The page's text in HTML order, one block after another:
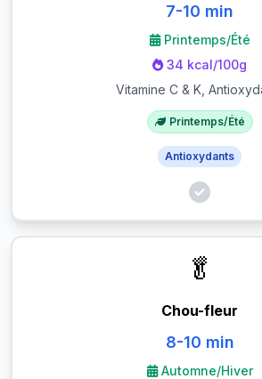
7-10 min
Printemps/Été
34 kcal/100g
Vitamine C & K,
Printemps/Été
Antioxydants
🥬
Chou-fleur
8-10 min
Automne/Hiver